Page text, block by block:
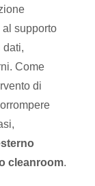
supporto
dati,
Come
di
cleanroom.